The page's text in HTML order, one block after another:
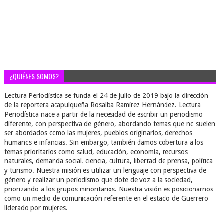
¿QUIÉNES SOMOS?
Lectura Periodística se funda el 24 de julio de 2019 bajo la dirección
de la reportera acapulqueña Rosalba Ramírez Hernández. Lectura
Periodística nace a partir de la necesidad de escribir un periodismo
diferente, con perspectiva de género, abordando temas que no suelen
ser abordados como las mujeres, pueblos originarios, derechos
humanos e infancias. Sin embargo, también damos cobertura a los
temas prioritarios como salud, educación, economía, recursos
naturales, demanda social, ciencia, cultura, libertad de prensa, política
y turismo. Nuestra misión es utilizar un lenguaje con perspectiva de
género y realizar un periodismo que dote de voz a la sociedad,
priorizando a los grupos minoritarios. Nuestra visión es posicionarnos
como un medio de comunicación referente en el estado de Guerrero
liderado por mujeres.